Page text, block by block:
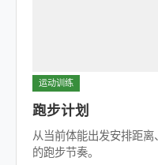
运动训练
跑步计划
从当前体能出发安排距
的跑步节奏。